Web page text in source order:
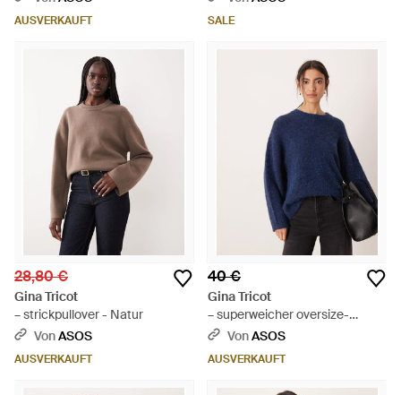
AUSVERKAUFT SALE
28,80 €
Gina Tricot
– strickpullover - Natur
VonASOS
AUSVERKAUFT
40 €
Gina Tricot
– superweicher oversize-
strickpullover - Blau
VonASOS
AUSVERKAUFT